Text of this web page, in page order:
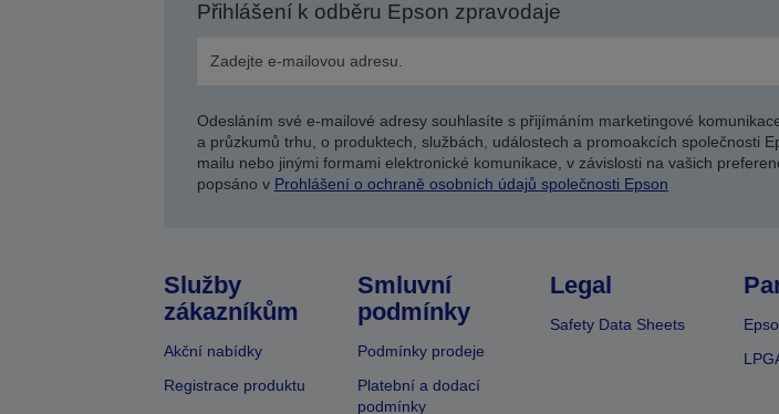
Přihlášení k odběru Epson zpravodaje
Odesláním své e-mailové adresy souhlasíte s přijímáním marketingové
a průzkumů trhu, o produktech, službách, událostech a promoakcích společnosti
mailu nebo jinými formami elektronické komunikace, v závislosti na vašich
popsáno v Prohlášení o ochraně osobních údajů společnosti Epson
Služby
zákazníkům
Akční nabídky
Registrace produktu
Smluvní
podmínky
Podmínky prodeje
Platební a dodací
podmínky
Legal
Safety Data Sheets